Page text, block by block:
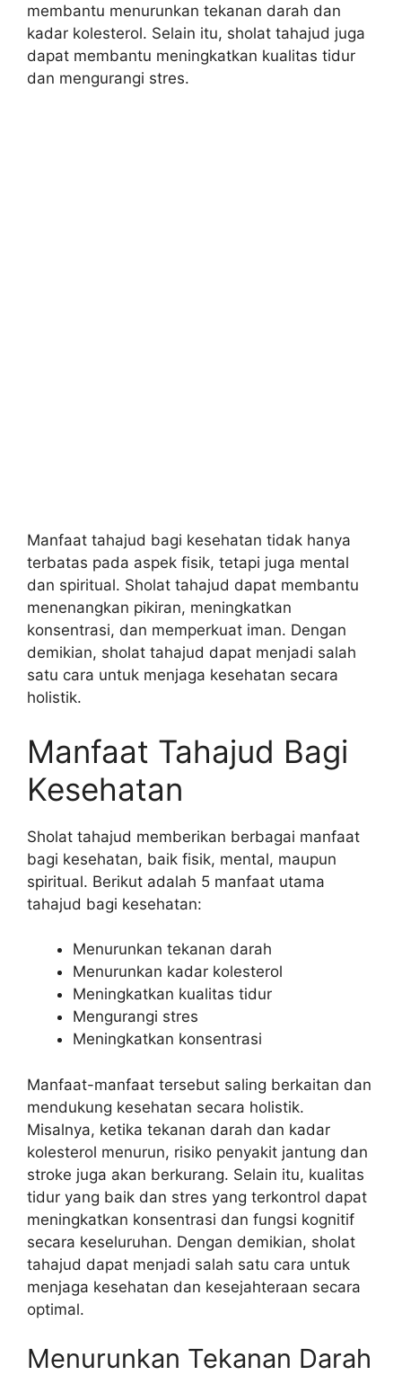
membantu menurunkan tekanan darah dan
kadar kolesterol. Selain itu, sholat tahajud juga
dapat membantu meningkatkan kualitas tidur
dan mengurangi stres.
Manfaat tahajud bagi kesehatan tidak hanya
terbatas pada aspek fisik, tetapi juga mental
dan spiritual. Sholat tahajud dapat membantu
menenangkan pikiran, meningkatkan
konsentrasi, dan memperkuat iman. Dengan
demikian, sholat tahajud dapat menjadi salah
satu cara untuk menjaga kesehatan secara
holistik.
Manfaat Tahajud Bagi
Kesehatan
Sholat tahajud memberikan berbagai manfaat
bagi kesehatan, baik fisik, mental, maupun
spiritual. Berikut adalah 5 manfaat utama
tahajud bagi kesehatan:
Menurunkan tekanan darah
Menurunkan kadar kolesterol
Meningkatkan kualitas tidur
Mengurangi stres
Meningkatkan konsentrasi
Manfaat-manfaat tersebut saling berkaitan dan
mendukung kesehatan secara holistik.
Misalnya, ketika tekanan darah dan kadar
kolesterol menurun, risiko penyakit jantung dan
stroke juga akan berkurang. Selain itu, kualitas
tidur yang baik dan stres yang terkontrol dapat
meningkatkan konsentrasi dan fungsi kognitif
secara keseluruhan. Dengan demikian, sholat
tahajud dapat menjadi salah satu cara untuk
menjaga kesehatan dan kesejahteraan secara
optimal.
Menurunkan Tekanan Darah